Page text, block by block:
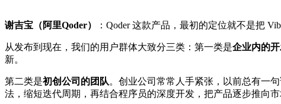
谢吉宝（阿里Qoder） ：Qoder 这款产品，最初的定位就不是把
从发布到现在，我们的用户群体大致分三类：第一类是企业内的
新。
第二类是初创公司的团队。创业公司常常人手紧张，以前总有一
法，缩短迭代周期，再结合程序员的深度开发，把产品逐步推向市